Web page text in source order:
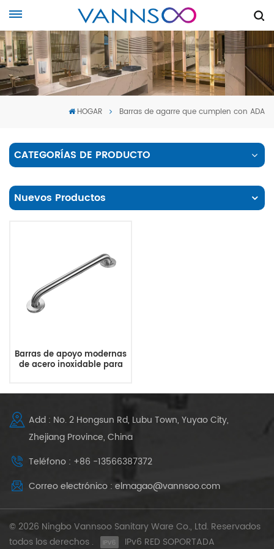
HOGAR Barras de agarre que cumplen con ADA
CATEGORÍAS DE PRODUCTO
Nuevos Productos
Barras de apoyo modernas
de acero inoxidable para
Add : No. 2 Hongsun Rd, Lubu Town, Yuyao City,
Zhejiang Province, China
Teléfono : +86 -13566387372
Correo electrónico : elmagao@vannsoo.com
© 2026 Ningbo Vannsoo Sanitary Ware Co., Ltd. Reservados
todos los derechos .
IPv6 RED SOPORTADA